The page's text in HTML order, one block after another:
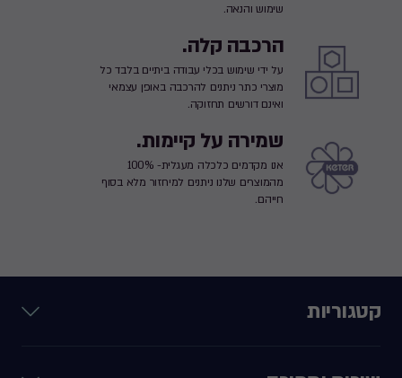
שימוש והנאה.
הרכבה קלה.
על ידי שימוש בכלי עבודה ביתיים בלבד כל
מוצרי כתר ניתנים להרכבה באופן עצמאי
ואינם דורשים תחזוקה.
שמירה על קיימות.
אנו מקדמים כלכלה מעגלית- 100%
מהמוצרים שלנו ניתנים למיחזור מלא בסוף
חייהם.
קטגוריות